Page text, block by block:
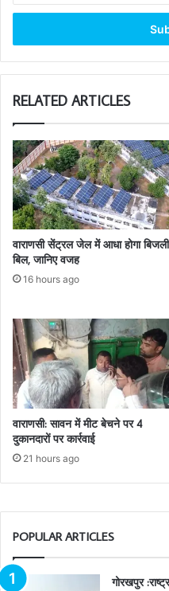
Email
RELATED ARTICLES
वाराणसी सेंट्रल जेल में आधा होगा बिजली
बिल, जानिए वजह
16 hours ago
वाराणसी: सावन में मीट बेचने पर 4
दुकानदारों पर कार्रवाई
21 hours ago
POPULAR ARTICLES
गोरखपुर